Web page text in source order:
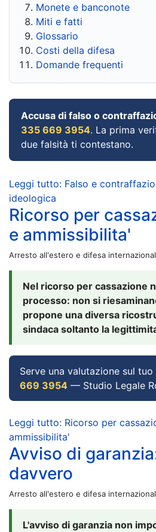
Monete e banconote
Miti e fatti
Glossario
Costi della difesa
Domande frequenti
Accusa di falso o
335 669 3954. La prima
due falsità ti contestano.
Leggi tutto: Falso e
ideologica
Ricorso per
e ammissibilita'
Arresto all'estero e difesa
Nel ricorso per cassazione
processo: non si
propone una diversa
sindaca soltanto la
Serve una valutazione sul tuo
669 3954 — Studio Legale
Leggi tutto: Ricorso per
ammissibilita'
Avviso di
davvero
Arresto all'estero e difesa
L'avviso di garanzia non